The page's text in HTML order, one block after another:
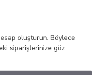
oluşturun. Böylece
siparişlerinize göz